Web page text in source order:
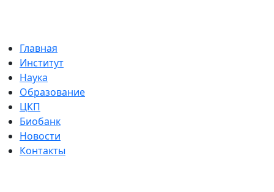
Главная
Институт
Наука
Образование
ЦКП
Биобанк
Новости
Контакты